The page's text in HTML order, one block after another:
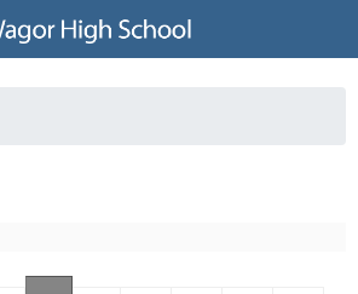
Jump to navigation